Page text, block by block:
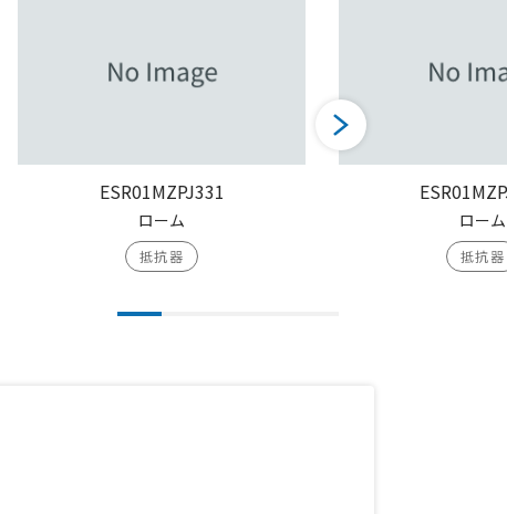
ESR01MZPJ331
ローム
抵抗器
ローム
抵抗器